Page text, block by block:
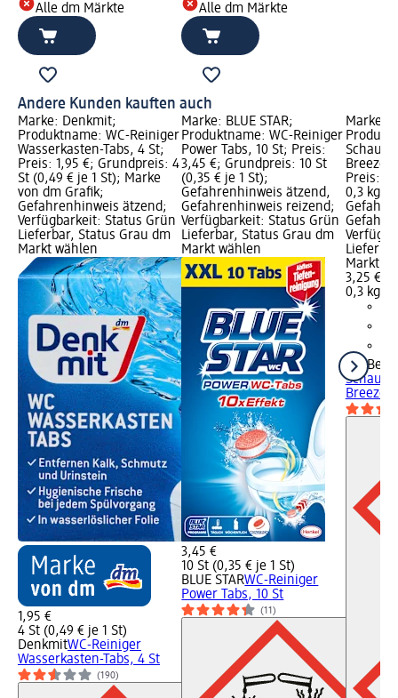
Alle dm Märkte
Alle dm Märkte
Andere Kunden kauften auch
Marke: Denkmit;
Produktname: WC-Reiniger
Wasserkasten-Tabs, 4 St;
Preis: 1,95 €; Grundpreis: 4
St (0,49 € je 1 St); Marke
von dm Grafik;
Gefahrenhinweis ätzend;
Verfügbarkeit: Status Grün
Lieferbar, Status Grau dm
Markt wählen
1,95 €
4 St (0,49 € je 1 St)
DenkmitWC-Reiniger
Wasserkasten-Tabs, 4 St
(190)
Marke: BLUE STAR;
Produktname: WC-Reiniger
Power Tabs, 10 St; Preis:
3,45 €; Grundpreis: 10 St
(0,35 € je 1 St);
Gefahrenhinweis ätzend,
Gefahrenhinweis reizend;
Verfügbarkeit: Status Grün
Lieferbar, Status Grau dm
Markt wählen
3,45 €
10 St (0,35 € je 1 St)
BLUE STARWC-Reiniger
Power Tabs, 10 St
(11)
Marke:
Breeze
Preis:
0,3 kg
Markt
3,25 €
0,3 kg
Dr.
Schaum
Breeze